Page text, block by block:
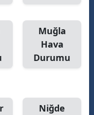
Muğla
Hava
Durumu
Niğde